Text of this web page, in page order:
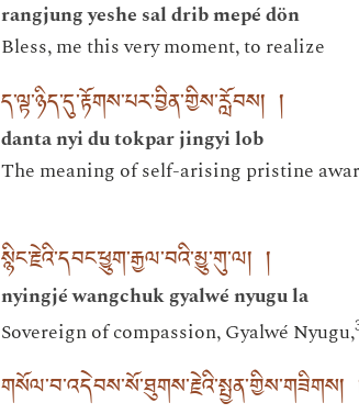
rangjung yeshe sal drib mepé dön
Bless, me this very moment, to realize
ད་ལྟ་ཉིད་དུ་རྟོགས་པར་བྱིན་གྱིས་རློབས། །
danta nyi du tokpar jingyi lob
The meaning of self-arising pristine
སྙིང་རྗེའི་དབང་ཕྱུག་རྒྱལ་བའི་མྱུ་གུ་ལ། །
nyingjé wangchuk gyalwé nyugu la
Sovereign of compassion, Gyalwé Nyugu,
གསོལ་བ་འདེབས་སོ་ཐུགས་རྗེའི་སྤྱན་གྱིས་གཟིགས།